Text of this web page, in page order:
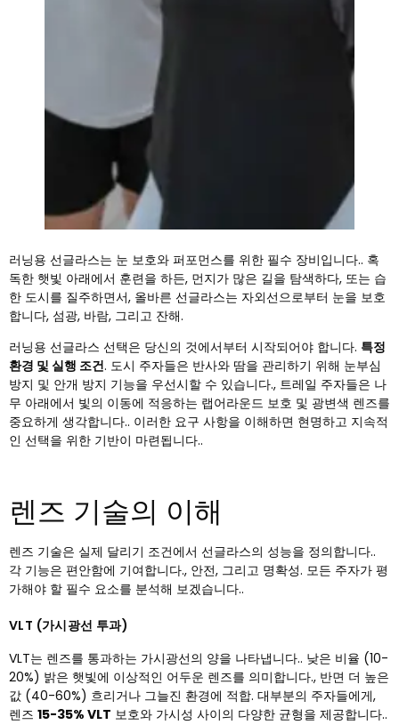
러닝용 선글라스는 눈 보호와 퍼포먼스를 위한 필수 장비입니다.. 혹
독한 햇빛 아래에서 훈련을 하든, 먼지가 많은 길을 탐색하다, 또는 습
한 도시를 질주하면서, 올바른 선글라스는 자외선으로부터 눈을 보호
합니다, 섬광, 바람, 그리고 잔해.
러닝용 선글라스 선택은 당신의 것에서부터 시작되어야 합니다. 특정
환경 및 실행 조건. 도시 주자들은 반사와 땀을 관리하기 위해 눈부심
방지 및 안개 방지 기능을 우선시할 수 있습니다., 트레일 주자들은 나
무 아래에서 빛의 이동에 적응하는 랩어라운드 보호 및 광변색 렌즈를
중요하게 생각합니다.. 이러한 요구 사항을 이해하면 현명하고 지속적
인 선택을 위한 기반이 마련됩니다..
렌즈 기술의 이해
렌즈 기술은 실제 달리기 조건에서 선글라스의 성능을 정의합니다..
각 기능은 편안함에 기여합니다., 안전, 그리고 명확성. 모든 주자가 평
가해야 할 필수 요소를 분석해 보겠습니다..
VLT (가시광선 투과)
VLT는 렌즈를 통과하는 가시광선의 양을 나타냅니다.. 낮은 비율 (10-
20%) 밝은 햇빛에 이상적인 어두운 렌즈를 의미합니다., 반면 더 높은
값 (40-60%) 흐리거나 그늘진 환경에 적합. 대부분의 주자들에게,
렌즈 15-35% VLT 보호와 가시성 사이의 다양한 균형을 제공합니다..